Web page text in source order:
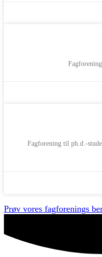
Fagforening til ph.d.-
Prøv vores fagforenings